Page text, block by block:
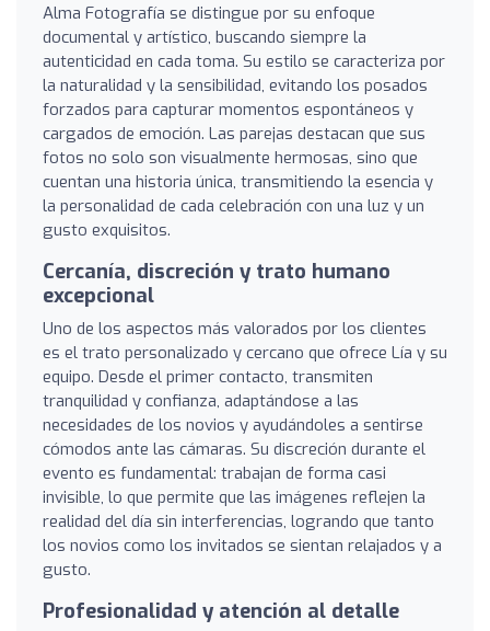
Alma Fotografía se distingue por su enfoque
documental y artístico, buscando siempre la
autenticidad en cada toma. Su estilo se caracteriza por
la naturalidad y la sensibilidad, evitando los posados
forzados para capturar momentos espontáneos y
cargados de emoción. Las parejas destacan que sus
fotos no solo son visualmente hermosas, sino que
cuentan una historia única, transmitiendo la esencia y
la personalidad de cada celebración con una luz y un
gusto exquisitos.
Cercanía, discreción y trato humano
excepcional
Uno de los aspectos más valorados por los clientes
es el trato personalizado y cercano que ofrece Lía y su
equipo. Desde el primer contacto, transmiten
tranquilidad y confianza, adaptándose a las
necesidades de los novios y ayudándoles a sentirse
cómodos ante las cámaras. Su discreción durante el
evento es fundamental: trabajan de forma casi
invisible, lo que permite que las imágenes reflejen la
realidad del día sin interferencias, logrando que tanto
los novios como los invitados se sientan relajados y a
gusto.
Profesionalidad y atención al detalle